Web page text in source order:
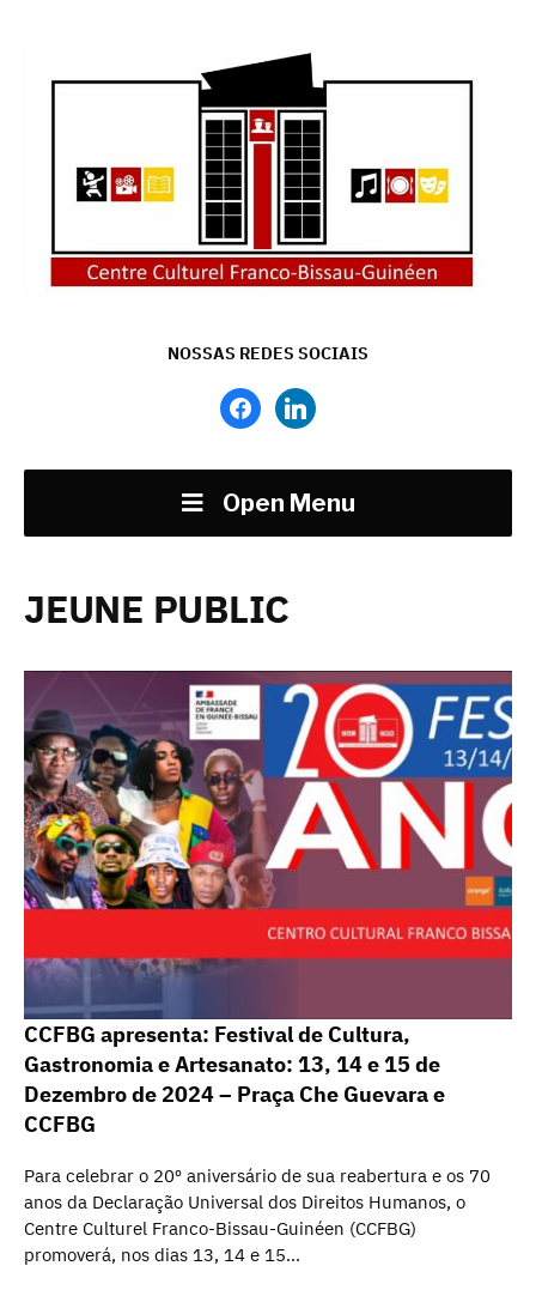
NOSSAS REDES SOCIAIS
facebooklinkedin
Open Menu
JEUNE PUBLIC
CCFBG apresenta: Festival de Cultura,
Gastronomia e Artesanato: 13, 14 e 15 de
Dezembro de 2024 – Praça Che Guevara e
CCFBG
Para celebrar o 20º aniversário de sua reabertura e os 70
anos da Declaração Universal dos Direitos Humanos, o
Centre Culturel Franco-Bissau-Guinéen (CCFBG)
promoverá, nos dias 13, 14 e 15…